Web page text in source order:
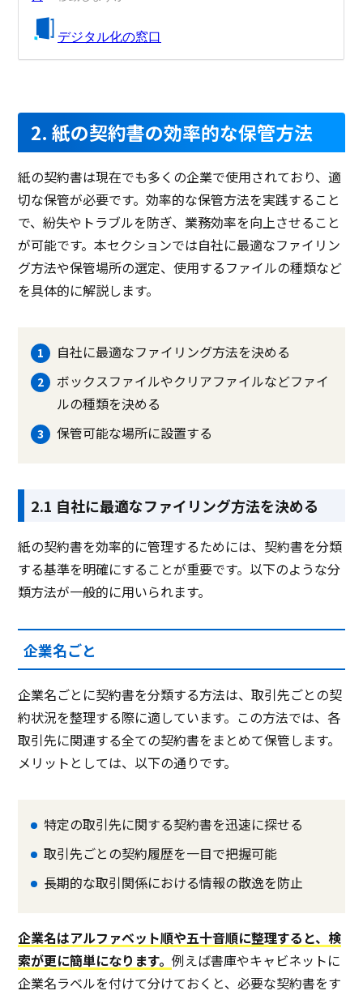
2. 紙の契約書の効率的な保管方法
紙の契約書は現在でも多くの企業で使用されており、適
切な保管が必要です。効率的な保管方法を実践すること
で、紛失やトラブルを防ぎ、業務効率を向上させること
が可能です。本セクションでは自社に最適なファイリン
グ方法や保管場所の選定、使用するファイルの種類など
を具体的に解説します。
自社に最適なファイリング方法を決める
ボックスファイルやクリアファイルなどファイ
ルの種類を決める
保管可能な場所に設置する
2.1 自社に最適なファイリング方法を決める
紙の契約書を効率的に管理するためには、契約書を分類
する基準を明確にすることが重要です。以下のような分
類方法が一般的に用いられます。
企業名ごと
企業名ごとに契約書を分類する方法は、取引先ごとの契
約状況を整理する際に適しています。この方法では、各
取引先に関連する全ての契約書をまとめて保管します。
メリットとしては、以下の通りです。
特定の取引先に関する契約書を迅速に探せる
取引先ごとの契約履歴を一目で把握可能
長期的な取引関係における情報の散逸を防止
企業名はアルファベット順や五十音順に整理すると、検
索が更に簡単になります。例えば書庫やキャビネットに
企業名ラベルを付けて分けておくと、必要な契約書をす